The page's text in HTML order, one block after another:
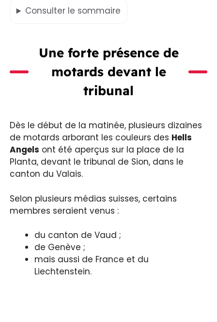
Consulter le sommaire
Une forte présence de
motards devant le
tribunal
Dès le début de la matinée, plusieurs dizaines
de motards arborant les couleurs des Hells
Angels ont été aperçus sur la place de la
Planta, devant le tribunal de Sion, dans le
canton du Valais.
Selon plusieurs médias suisses, certains
membres seraient venus :
du canton de Vaud ;
de Genève ;
mais aussi de France et du
Liechtenstein.